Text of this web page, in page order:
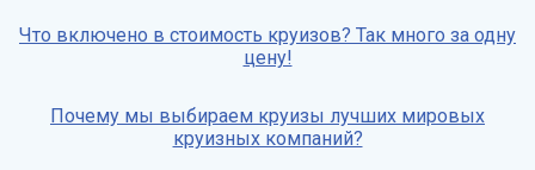
Что включено в стоимость круизов? Так много за одну
цену!
Почему мы выбираем круизы лучших мировых
круизных компаний?